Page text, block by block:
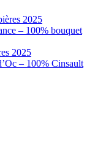
2025
– 100% bouquet
2025
– 100% Cinsault